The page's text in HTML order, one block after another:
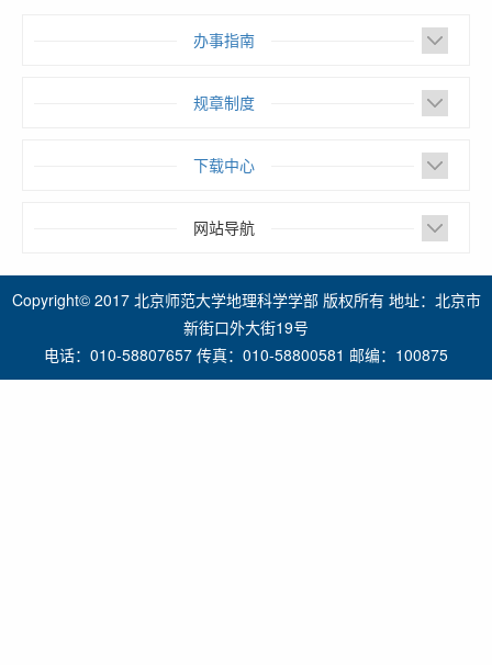
办事指南
规章制度
下载中心
网站导航
Copyright© 2017 北京师范大学地理科学学部 版权所有 地址：北京市
新街口外大街19号
电话：010-58807657 传真：010-58800581 邮编：100875